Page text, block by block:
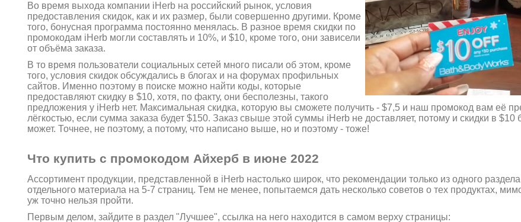
Во время выхода компании iHerb на российский рынок, условия
предоставления скидок, как и их размер, были совершенно другими. Кроме
того, бонусная программа постоянно менялась. В разное время скидки по
промокодам iHerb могли составлять и 10%, и $10, кроме того, они зависели
от объёма заказа.
В то время пользователи социальных сетей много писали об этом, кроме
того, условия скидок обсуждались в блогах и на форумах профильных
сайтов. Именно поэтому в поиске можно найти коды, которые
предоставляют скидку в $10, хотя, по факту, они бесполезны, такого
предложения у iHerb нет. Максимальная скидка, которую вы сможете получить - $7,5 и наш промокод вам её
лёгкостью, если сумма заказа будет $150. Заказ свыше этой суммы iHerb не доставляет, потому и скидки в $10
может. Точнее, не поэтому, а потому, что написано выше, но и поэтому - тоже!
Что купить с промокодом Айхерб в июне 2022
Ассортимент продукции, представленной в iHerb настолько широк, что рекомендации только из одного
отдельного материала на 5-7 страниц. Тем не менее, попытаемся дать несколько советов о тех продуктах,
уж точно нельзя пройти.
Первым делом, зайдите в раздел "Лучшее", ссылка на него находится в самом верху страницы: